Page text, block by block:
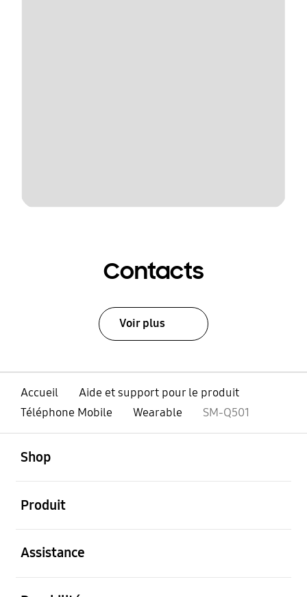
Contacts
Voir plus
Accueil
Aide et support pour le produit
Téléphone Mobile
Wearable SM-Q501
Shop
Produit
Assistance